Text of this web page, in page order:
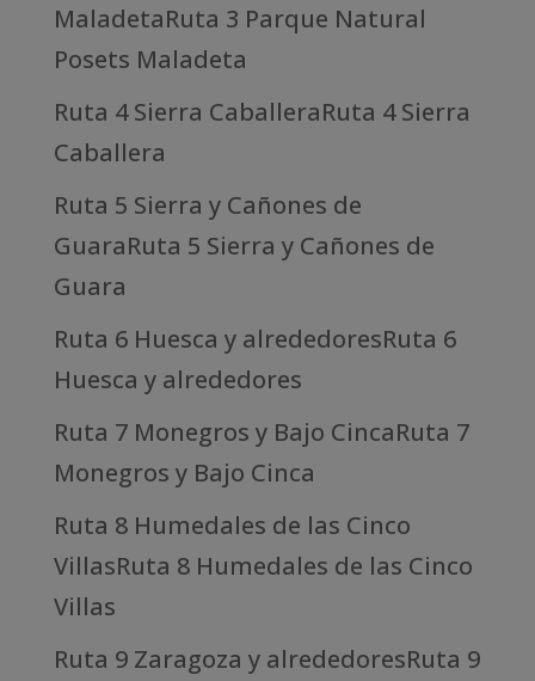
MaladetaRuta 3 Parque Natural
Posets Maladeta
Ruta 4 Sierra CaballeraRuta 4 Sierra
Caballera
Ruta 5 Sierra y Cañones de
GuaraRuta 5 Sierra y Cañones de
Guara
Ruta 6 Huesca y alrededoresRuta 6
Huesca y alrededores
Ruta 7 Monegros y Bajo CincaRuta 7
Monegros y Bajo Cinca
Ruta 8 Humedales de las Cinco
VillasRuta 8 Humedales de las Cinco
Villas
Ruta 9 Zaragoza y alrededoresRuta 9